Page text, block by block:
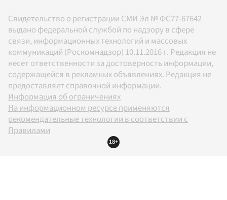
Свидетельство о регистрации СМИ Эл № ФС77-67642
выдано федеральной службой по надзору в сфере
связи, информационных технологий и массовых
коммуникаций (Роскомнадзор) 10.11.2016 г. Редакция не
несет ответственности за достоверность информации,
содержащейся в рекламных объявлениях. Редакция не
предоставляет справочной информации.
Информация об ограничениях
На информационном ресурсе применяются
рекомендательные технологии в соответствии с
Правилами
18+